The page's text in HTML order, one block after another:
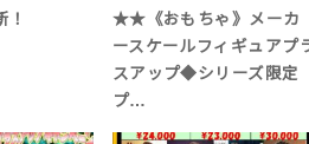
！
★★《おもちゃ》メーカ
ースケールフィギュアプ
スアップ◆シリーズ限定
プ…